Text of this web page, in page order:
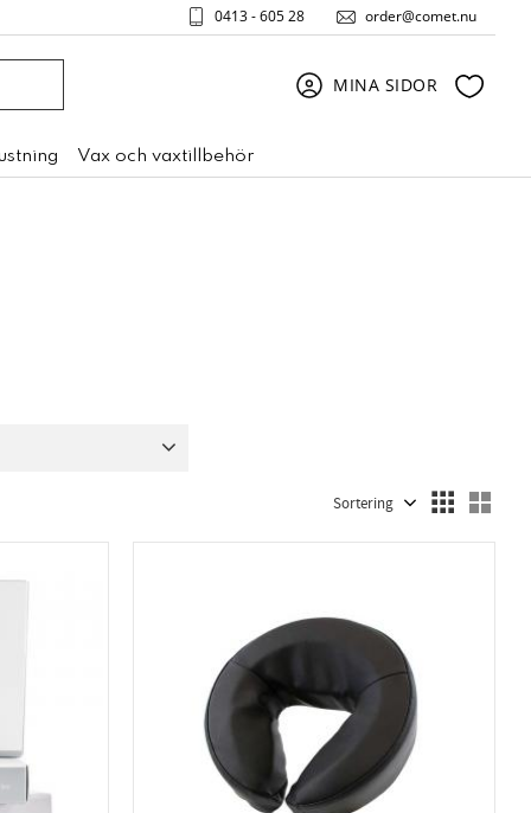
0413 - 605 28 order@comet.nu
MINA SIDOR
Vax och vaxtillbehör